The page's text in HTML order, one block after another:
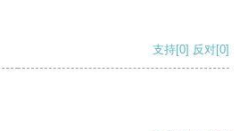
支持[0] 反对[0]